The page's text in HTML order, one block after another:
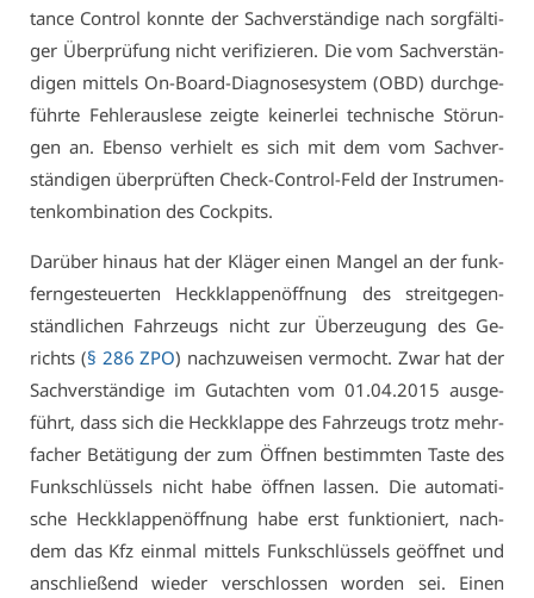
tan­ce Con­trol konn­te der Sach­ver­stän­di­ge nach sorg­fäl­ti­
ger Über­prü­fung nicht ve­ri­fi­zie­ren. Die vom Sach­ver­stän­
di­gen mit­tels On-Board-Dia­gno­se­sys­tem (OBD) durch­ge­
führ­te Feh­ler­aus­le­se zeig­te kei­ner­lei tech­ni­sche Stö­run­
gen an. Eben­so ver­hielt es sich mit dem vom Sach­ver­
stän­di­gen über­prüf­ten Check-Con­trol-Feld der In­stru­men­
ten­kom­bi­na­ti­on des Cock­pits.
Dar­über hin­aus hat der Klä­ger ei­nen Man­gel an der funk­
fern­ge­steu­er­ten Heck­klap­pen­öff­nung des streit­ge­gen­
ständ­li­chen Fahr­zeugs nicht zur Über­zeu­gung des Ge­
richts (§ 286 ZPO) nach­zu­wei­sen ver­mocht. Zwar hat der
Sach­ver­stän­di­ge im Gut­ach­ten vom 01.04.2015 aus­ge­
führt, dass sich die Heck­klap­pe des Fahr­zeugs trotz mehr­
fa­cher Be­tä­ti­gung der zum Öff­nen be­stimm­ten Tas­te des
Funk­schlüs­sels nicht ha­be öff­nen las­sen. Die au­to­ma­ti­
sche Heck­klap­pen­öff­nung ha­be erst funk­tio­niert, nach­
dem das Kfz ein­mal mit­tels Funk­schlüs­sels ge­öff­net und
an­schlie­ßend wie­der ver­schlos­sen wor­den sei. Ei­nen